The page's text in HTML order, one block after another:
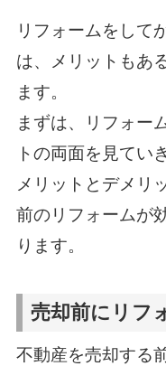
リフォームをして
は、メリットもあ
ます。
まずは、リフォー
トの両面を見てい
メリットとデメリ
前のリフォームが
ります。
売却前にリフ
不動産を売却する